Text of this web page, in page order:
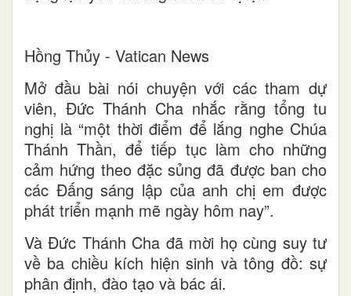
Hồng Thủy - Vatican News
Mở đầu bài nói chuyện với các tham dự
viên, Đức Thánh Cha nhắc rằng tổng tu
nghị là “một thời điểm để lắng nghe Chúa
Thánh Thần, để tiếp tục làm cho những
cảm hứng theo đặc sủng đã được ban cho
các Đấng sáng lập của anh chị em được
phát triển mạnh mẽ ngày hôm nay”.
Và Đức Thánh Cha đã mời họ cùng suy tư
về ba chiều kích hiện sinh và tông đồ: sự
phân định, đào tạo và bác ái.